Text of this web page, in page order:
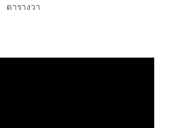
ตารางวา